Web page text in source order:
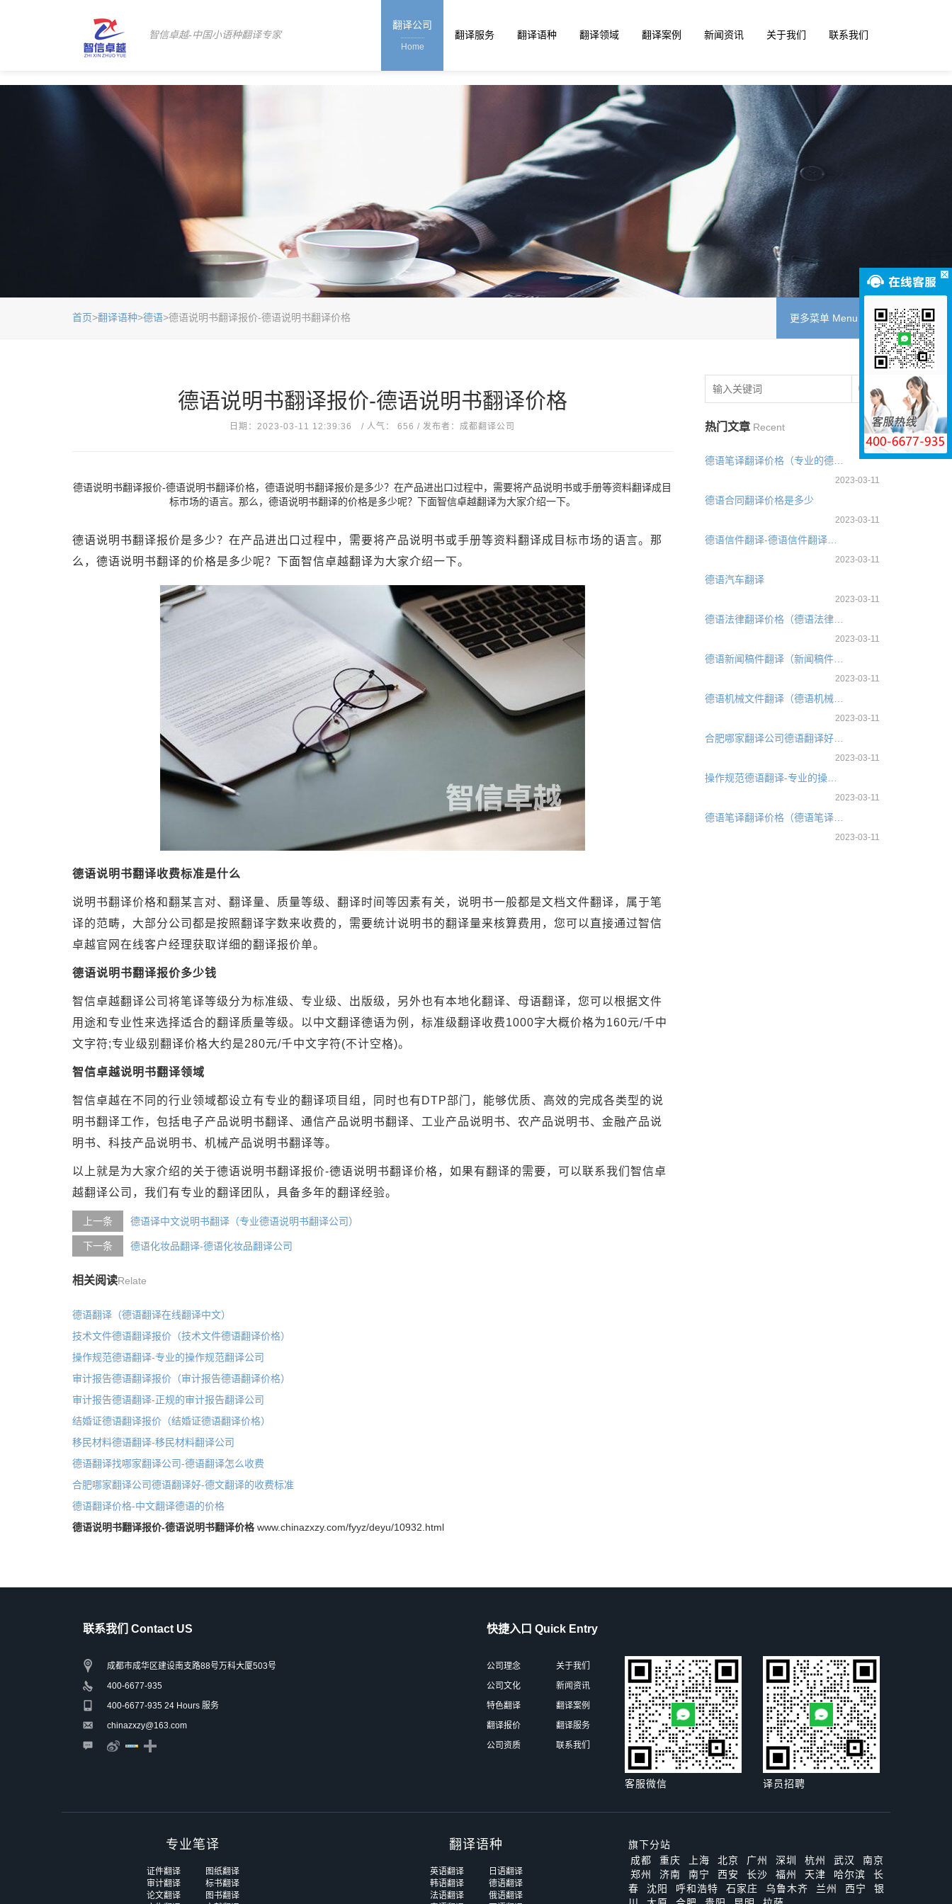
智信卓越-中国小语种翻译专家
翻译公司
Home
翻译服务 翻译语种 翻译领域 翻译案例 新闻资讯 关于我们 联系我们
更多菜单 Menu
首页>翻译语种>德语>德语说明书翻译报价-德语说明书翻译价格
德语说明书翻译报价-德语说明书翻译价格
日期：2023-03-11 12:39:36 / 人气： 656 / 发布者：成都翻译公司
德语说明书翻译报价-德语说明书翻译价格，​德语说明书翻译报价是多少？在产品进出口过程中，需要将产品说明书或手册等资料翻译成目
标市场的语言。那么，德语说明书翻译的价格是多少呢？下面智信卓越翻译为大家介绍一下。
德语说明书翻译报价是多少？在产品进出口过程中，需要将产品说明书或手册等资料翻译成目标市场的语言。那
么，德语说明书翻译的价格是多少呢？下面智信卓越翻译为大家介绍一下。
德语说明书翻译收费标准是什么
说明书翻译价格和翻某言对、翻译量、质量等级、翻译时间等因素有关，说明书一般都是文档文件翻译，属于笔
译的范畴，大部分公司都是按照翻译字数来收费的，需要统计说明书的翻译量来核算费用，您可以直接通过智信
卓越官网在线客户经理获取详细的翻译报价单。
德语说明书翻译报价多少钱
智信卓越翻译公司将笔译等级分为标准级、专业级、出版级，另外也有本地化翻译、母语翻译，您可以根据文件
用途和专业性来选择适合的翻译质量等级。以中文翻译德语为例，标准级翻译收费1000字大概价格为160元/千中
文字符;专业级别翻译价格大约是280元/千中文字符(不计空格)。
智信卓越说明书翻译领域
智信卓越在不同的行业领域都设立有专业的翻译项目组，同时也有DTP部门，能够优质、高效的完成各类型的说
明书翻译工作，包括电子产品说明书翻译、通信产品说明书翻译、工业产品说明书、农产品说明书、金融产品说
明书、科技产品说明书、机械产品说明书翻译等。
以上就是为大家介绍的关于德语说明书翻译报价-德语说明书翻译价格，如果有翻译的需要，可以联系我们智信卓
越翻译公司，我们有专业的翻译团队，具备多年的翻译经验。
上一条 德语译中文说明书翻译（专业德语说明书翻译公司）
下一条 德语化妆品翻译-德语化妆品翻译公司
相关阅读Relate
德语翻译（德语翻译在线翻译中文）
技术文件德语翻译报价（技术文件德语翻译价格）
操作规范德语翻译-专业的操作规范翻译公司
审计报告德语翻译报价（审计报告德语翻译价格）
审计报告德语翻译-正规的审计报告翻译公司
结婚证德语翻译报价（结婚证德语翻译价格）
移民材料德语翻译-移民材料翻译公司
德语翻译找哪家翻译公司-德语翻译怎么收费
合肥哪家翻译公司德语翻译好-德文翻译的收费标准
德语翻译价格-中文翻译德语的价格
德语说明书翻译报价-德语说明书翻译价格www.chinazxzy.com/fyyz/deyu/10932.html
热门文章 Recent
德语笔译翻译价格（专业的德语笔译翻译多少钱）
2023-03-11
德语合同翻译价格是多少
2023-03-11
德语信件翻译-德语信件翻译公司
2023-03-11
德语汽车翻译
2023-03-11
德语法律翻译价格（德语法律翻译多少钱）
2023-03-11
德语新闻稿件翻译（新闻稿件翻译公司）
2023-03-11
德语机械文件翻译（德语机械翻译公司）
2023-03-11
合肥哪家翻译公司德语翻译好-德文翻译的收费标准
2023-03-11
操作规范德语翻译-专业的操作规范翻译公司
2023-03-11
德语笔译翻译价格（德语笔译翻译多少钱）
2023-03-11
联系我们 Contact US
成都市成华区建设南支路88号万科大厦503号
400-6677-935
400-6677-935 24 Hours 服务
chinazxzy@163.com
快捷入口 Quick Entry
公司理念
公司文化
特色翻译
翻译报价
公司资质
关于我们
新闻资讯
翻译案例
翻译服务
联系我们
客服微信 译员招聘
专业笔译
证件翻译
图纸翻译
审计翻译
标书翻译
论文翻译
图书翻译
翻译语种
英语翻译
日语翻译
韩语翻译
德语翻译
法语翻译
俄语翻译
旗下分站
成都
重庆 上海 北京 广州 深圳 杭州 武汉
南京
郑州
济南 南宁 西安 长沙 福州 天津 哈尔滨
长
春
沈阳 呼和浩特 石家庄 乌鲁木齐 兰州 西宁
银